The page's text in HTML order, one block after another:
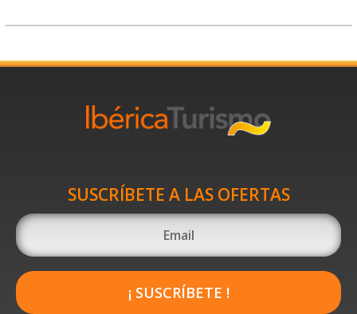
SUSCRÍBETE A LAS OFERTAS
¡ SUSCRÍBETE !